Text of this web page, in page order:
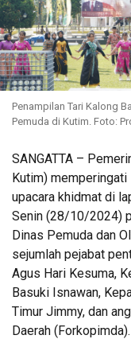
Penampilan Tari Kalong
Pemuda di Kutim. Foto:
SANGATTA –
Kutim)
upacara khidmat di
Senin (28/10/2024)
Dinas Pemuda dan
sejumlah pejabat
Agus Hari Kesuma,
Basuki Isnawan,
Timur Jimmy, dan
Daerah (Forkopimda).